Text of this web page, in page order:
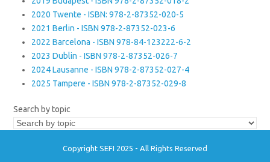
2020 Twente - ISBN: 978-2-87352-020-5
2021 Berlin - ISBN 978-2-87352-023-6
2022 Barcelona - ISBN 978-84-123222-6-2
2023 Dublin - ISBN 978-2-87352-026-7
2024 Lausanne - ISBN 978-2-87352-027-4
2025 Tampere - ISBN 978-2-87352-029-8
Search by topic
Copyright SEFI 2025 - All Rights Reserved